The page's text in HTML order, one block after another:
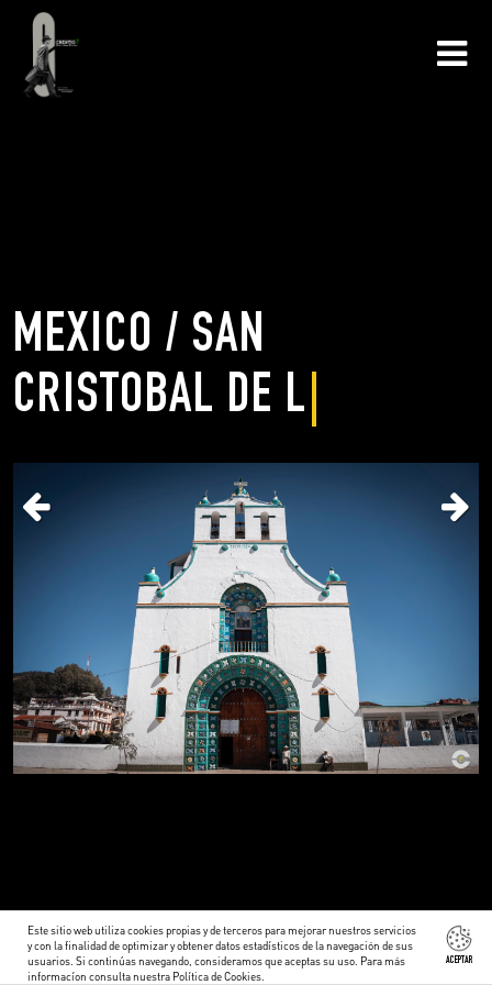
MEXICO / SAN
CRISTOBAL DE LA
Este sitio web utiliza cookies propias y de terceros para mejorar nuestros servicios
y con la finalidad de optimizar y obtener datos estadísticos de la navegación de sus
usuarios. Si continúas navegando, consideramos que aceptas su uso. Para más
informacíon consulta nuestra Política de Cookies
ACEPTAR